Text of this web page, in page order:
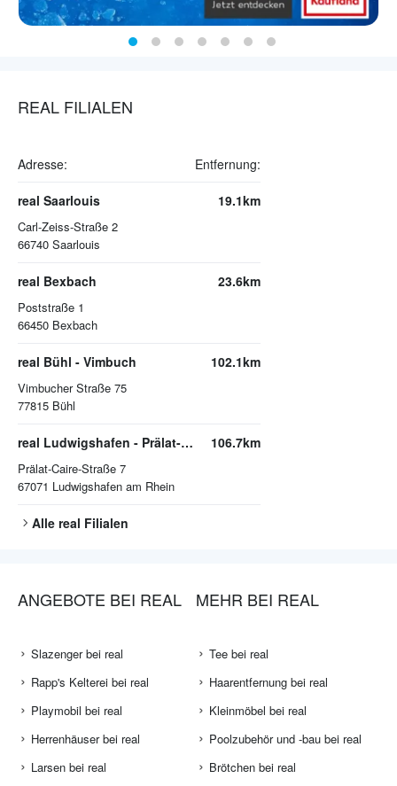
REAL FILIALEN
Adresse: Entfernung:
real Saarlouis
Carl-Zeiss-Straße 2
66740 Saarlouis
19.1km
real Bexbach
Poststraße 1
66450 Bexbach
23.6km
real Bühl - Vimbuch
Vimbucher Straße 75
77815 Bühl
102.1km
real Ludwigshafen - Prälat-Caire-Straße
Prälat-Caire-Straße 7
67071 Ludwigshafen am Rhein
106.7km
Alle real Filialen
ANGEBOTE BEI REAL
Slazenger bei real
Rapp's Kelterei bei real
Playmobil bei real
Herrenhäuser bei real
Larsen bei real
MEHR BEI REAL
Tee bei real
Haarentfernung bei real
Kleinmöbel bei real
Poolzubehör und -bau bei real
Brötchen bei real